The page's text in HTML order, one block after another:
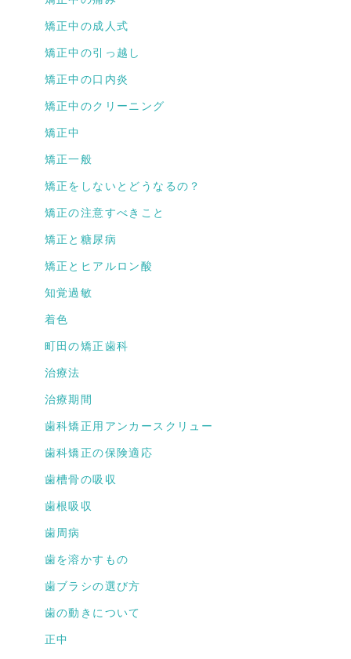
矯正中の成人式
矯正中の引っ越し
矯正中の口内炎
矯正中のクリーニング
矯正中
矯正一般
矯正をしないとどうなるの？
矯正の注意すべきこと
矯正と糖尿病
矯正とヒアルロン酸
知覚過敏
着色
町田の矯正歯科
治療法
治療期間
歯科矯正用アンカースクリュー
歯科矯正の保険適応
歯槽骨の吸収
歯根吸収
歯周病
歯を溶かすもの
歯ブラシの選び方
歯の動きについて
正中